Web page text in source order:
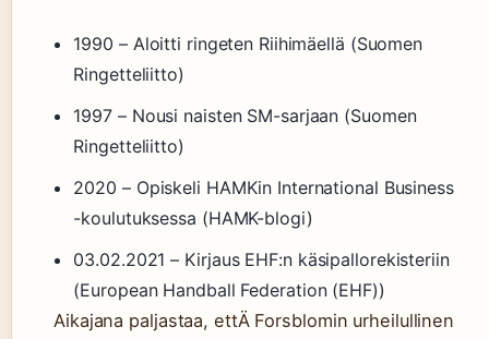
1990 – Aloitti ringeten Riihimäellä (Suomen
Ringetteliitto)
1997 – Nousi naisten SM-sarjaan (Suomen
Ringetteliitto)
2020 – Opiskeli HAMKin International Business
-koulutuksessa (HAMK-blogi)
03.02.2021 – Kirjaus EHF:n käsipallorekisteriin
(European Handball Federation (EHF))
Aikajana paljastaa, ettÄ Forsblomin urheilullinen